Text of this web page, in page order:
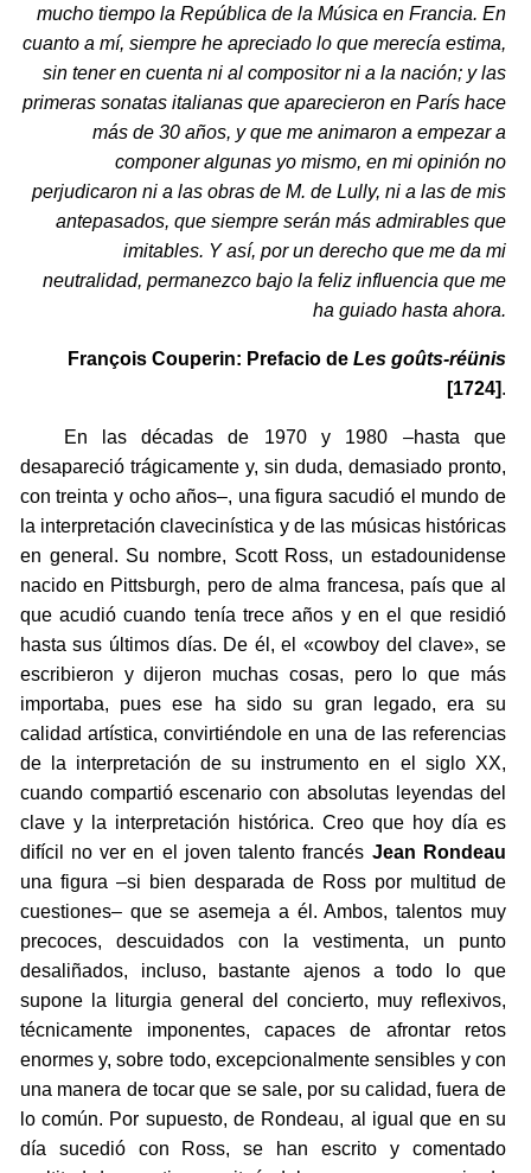
mucho tiempo la República de la Música en Francia. En
cuanto a mí, siempre he apreciado lo que merecía estima,
sin tener en cuenta ni al compositor ni a la nación; y las
primeras sonatas italianas que aparecieron en París hace
más de 30 años, y que me animaron a empezar a
componer algunas yo mismo, en mi opinión no
perjudicaron ni a las obras de M. de Lully, ni a las de mis
antepasados, que siempre serán más admirables que
imitables. Y así, por un derecho que me da mi
neutralidad, permanezco bajo la feliz influencia que me
ha guiado hasta ahora.
François Couperin: Prefacio de Les goûts-réünis
[1724].
En las décadas de 1970 y 1980 –hasta que
desapareció trágicamente y, sin duda, demasiado pronto,
con treinta y ocho años–, una figura sacudió el mundo de
la interpretación clavecinística y de las músicas históricas
en general. Su nombre, Scott Ross, un estadounidense
nacido en Pittsburgh, pero de alma francesa, país que al
que acudió cuando tenía trece años y en el que residió
hasta sus últimos días. De él, el «cowboy del clave», se
escribieron y dijeron muchas cosas, pero lo que más
importaba, pues ese ha sido su gran legado, era su
calidad artística, convirtiéndole en una de las referencias
de la interpretación de su instrumento en el siglo XX,
cuando compartió escenario con absolutas leyendas del
clave y la interpretación histórica. Creo que hoy día es
difícil no ver en el joven talento francés Jean Rondeau
una figura –si bien desparada de Ross por multitud de
cuestiones– que se asemeja a él. Ambos, talentos muy
precoces, descuidados con la vestimenta, un punto
desaliñados, incluso, bastante ajenos a todo lo que
supone la liturgia general del concierto, muy reflexivos,
técnicamente imponentes, capaces de afrontar retos
enormes y, sobre todo, excepcionalmente sensibles y con
una manera de tocar que se sale, por su calidad, fuera de
lo común. Por supuesto, de Rondeau, al igual que en su
día sucedió con Ross, se han escrito y comentado